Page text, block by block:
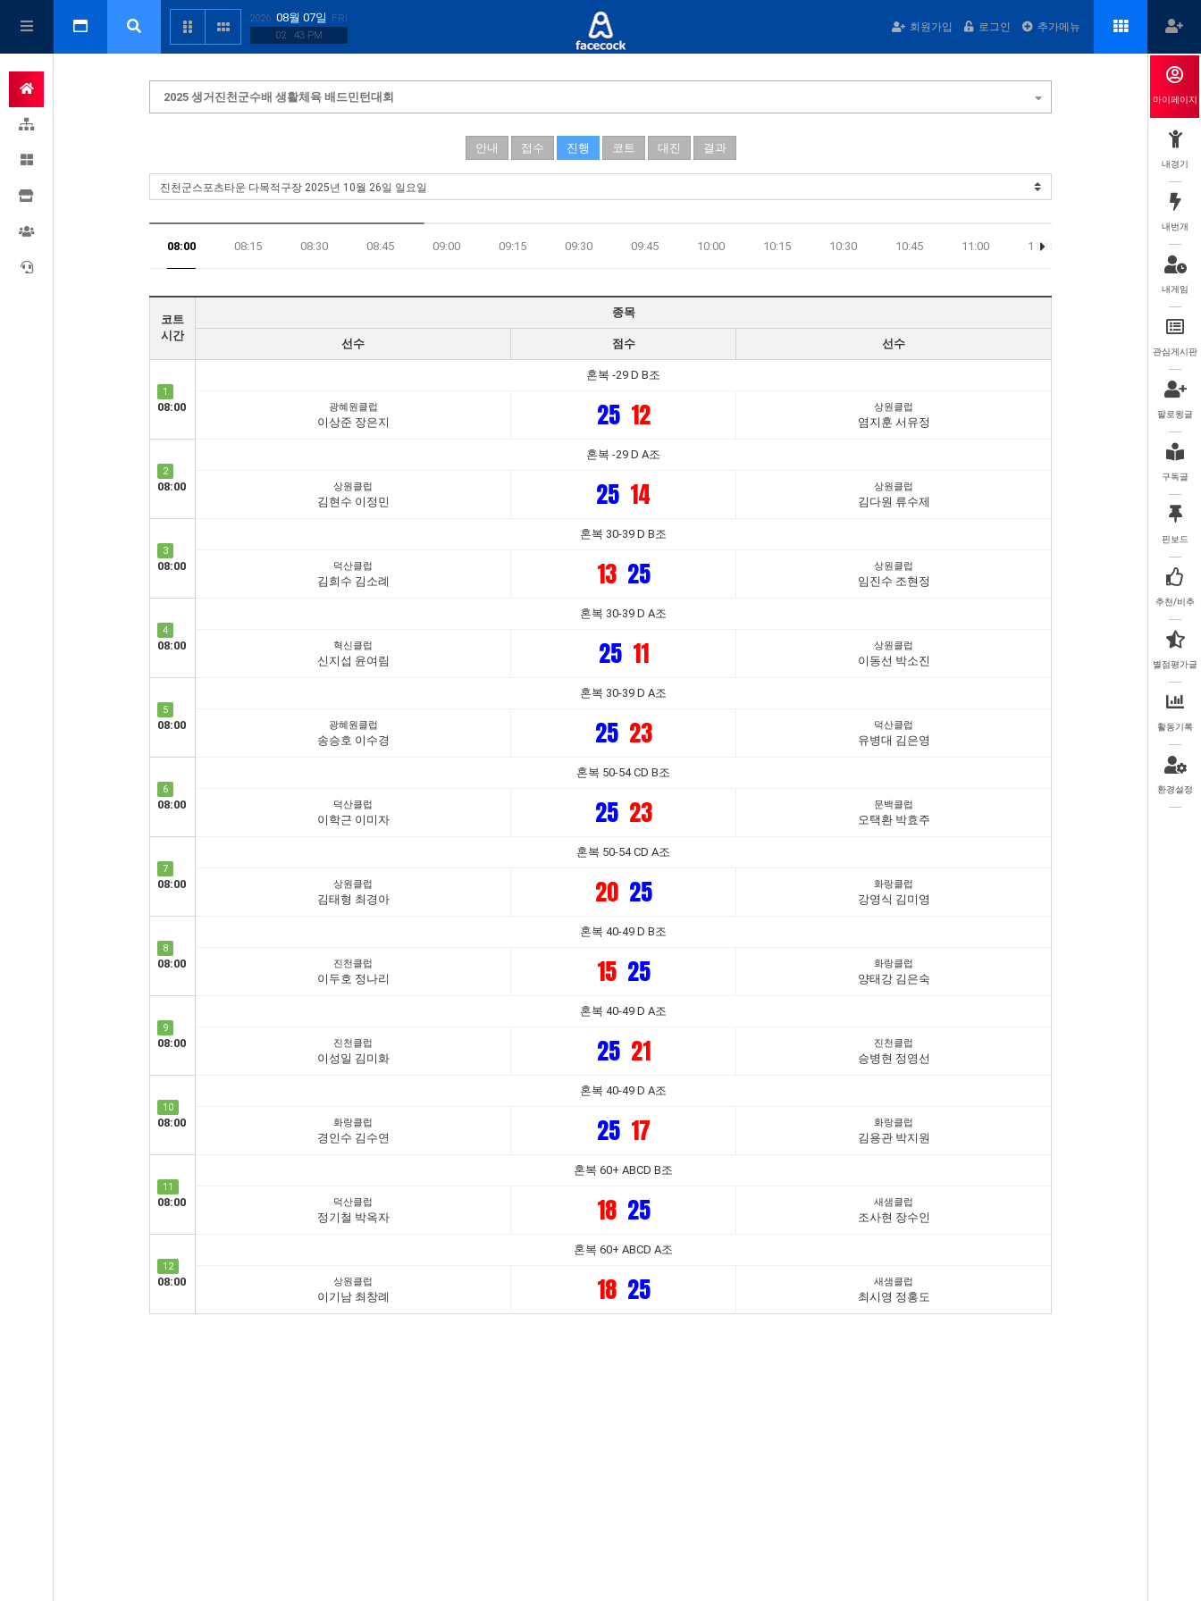
2026 08월 07일
FRI
02 : 43 PM
회원가입 로그인 추가메뉴
2025 생거진천군수배 생활체육 배드민턴대회
안내 접수 진행 코트 대진 결과
08:00 08:15 08:30 08:45 09:00 09:15 09:30 09:45 10:00 10:15 10:30 10:45 11:00 11:15 11:45
코트
시간
종목
선수 점수 선수
1
08:00
혼복 -29 D B조
광혜원클럽
이상준 장은지 25 12 상원클럽
염지훈 서유정
2
08:00
혼복 -29 D A조
상원클럽
김현수 이정민 25 14 상원클럽
김다원 류수제
3
08:00
혼복 30-39 D B조
덕산클럽
김희수 김소례 13 25 상원클럽
임진수 조현정
4
08:00
혼복 30-39 D A조
혁신클럽
신지섭 윤여림 25 11 상원클럽
이동선 박소진
5
08:00
혼복 30-39 D A조
광혜원클럽
송승호 이수경 25 23 덕산클럽
유병대 김은영
6
08:00
혼복 50-54 CD B조
덕산클럽
이학근 이미자 25 23 문백클럽
오택환 박효주
7
08:00
혼복 50-54 CD A조
상원클럽
김태형 최경아 20 25 화랑클럽
강영식 김미영
8
08:00
혼복 40-49 D B조
진천클럽
이두호 정나리 15 25 화랑클럽
양태강 김은숙
9
08:00
혼복 40-49 D A조
진천클럽
이성일 김미화 25 21 진천클럽
승병현 정영선
10
08:00
혼복 40-49 D A조
화랑클럽
경인수 김수연 25 17 화랑클럽
김용관 박지원
11
08:00
혼복 60+ ABCD B조
덕산클럽
정기철 박옥자 18 25 새샘클럽
조사현 장수인
12
08:00
혼복 60+ ABCD A조
상원클럽
이기남 최창례 18 25 새샘클럽
최시영 정홍도
마이페이지
내경기
내번개
내게임
관심게시판
팔로윙글
구독글
핀보드
추천/비추
별점평가글
활동기록
환경설정